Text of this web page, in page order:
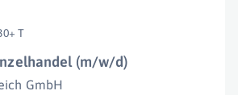
T
(m/w/d)
GmbH